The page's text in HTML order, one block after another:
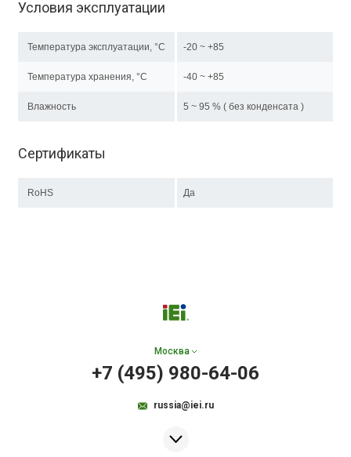
Условия эксплуатации
Температура эксплуатации, °C -20 ~ +85
Температура хранения, °C -40 ~ +85
Влажность 5 ~ 95 % ( без конденсата )
Сертификаты
RoHS Да
Москва
+7 (495) 980-64-06
russia@iei.ru